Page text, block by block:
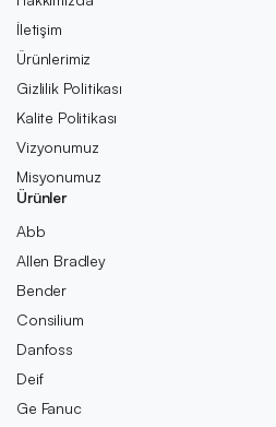
İletişim
Ürünlerimiz
Gizlilik Politikası
Kalite Politikası
Vizyonumuz
Misyonumuz
Ürünler
Abb
Allen Bradley
Bender
Consilium
Danfoss
Deif
Ge Fanuc